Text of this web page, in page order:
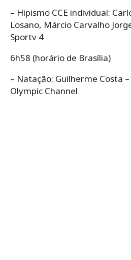
– Hipismo CCE individual:
Losano, Márcio Carvalho
Sportv 4
6h58 (horário de Brasília)
– Natação: Guilherme Costa
Olympic Channel